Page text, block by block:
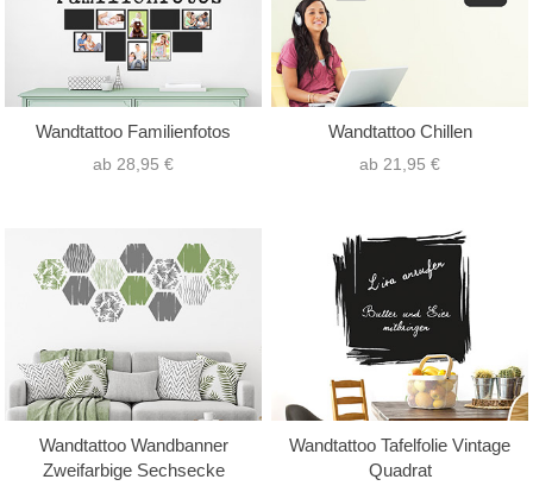
Wandtattoo Familienfotos
ab 28,95 €
Wandtattoo Chillen
ab 21,95 €
Wandtattoo Wandbanner
Zweifarbige Sechsecke
Wandtattoo Tafelfolie Vintage
Quadrat